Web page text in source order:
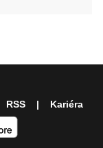
RSS Kariéra